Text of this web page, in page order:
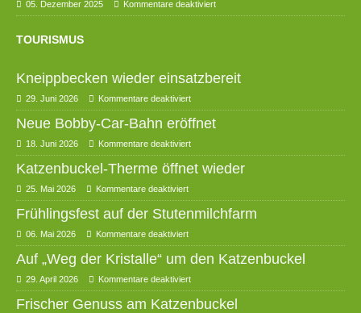
05. Dezember 2025 Kommentare deaktiviert
TOURISMUS
Kneippbecken wieder einsatzbereit
29. Juni 2026 Kommentare deaktiviert
Neue Bobby-Car-Bahn eröffnet
18. Juni 2026 Kommentare deaktiviert
Katzenbuckel-Therme öffnet wieder
25. Mai 2026 Kommentare deaktiviert
Frühlingsfest auf der Stutenmilchfarm
06. Mai 2026 Kommentare deaktiviert
Auf „Weg der Kristalle“ um den Katzenbuckel
29. April 2026 Kommentare deaktiviert
Frischer Genuss am Katzenbuckel